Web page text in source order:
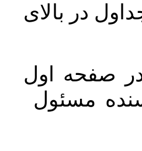
در بالای
صفحه اول
مسئول